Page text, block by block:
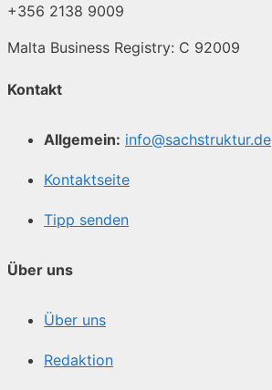
+356 2138 9009
Malta Business Registry: C 92009
Kontakt
Allgemein: info@sachstruktur.de
Kontaktseite
Tipp senden
Über uns
Über uns
Redaktion